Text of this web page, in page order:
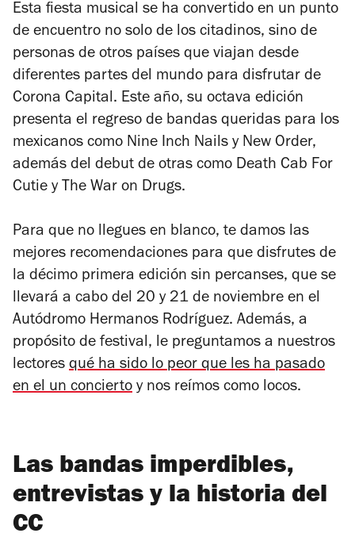
Esta fiesta musical se ha convertido en un punto
de encuentro no solo de los citadinos, sino de
personas de otros países que viajan desde
diferentes partes del mundo para disfrutar de
Corona Capital. Este año, su octava edición
presenta el regreso de bandas queridas para los
mexicanos como Nine Inch Nails y New Order,
además del debut de otras como Death Cab For
Cutie y The War on Drugs.
Para que no llegues en blanco, te damos las
mejores recomendaciones para que disfrutes de
la décimo primera edición sin percanses, que se
llevará a cabo del 20 y 21 de noviembre en el
Autódromo Hermanos Rodríguez. Además, a
propósito de festival, le preguntamos a nuestros
lectores qué ha sido lo peor que les ha pasado
en el un concierto y nos reímos como locos.
Las bandas imperdibles,
entrevistas y la historia del
CC